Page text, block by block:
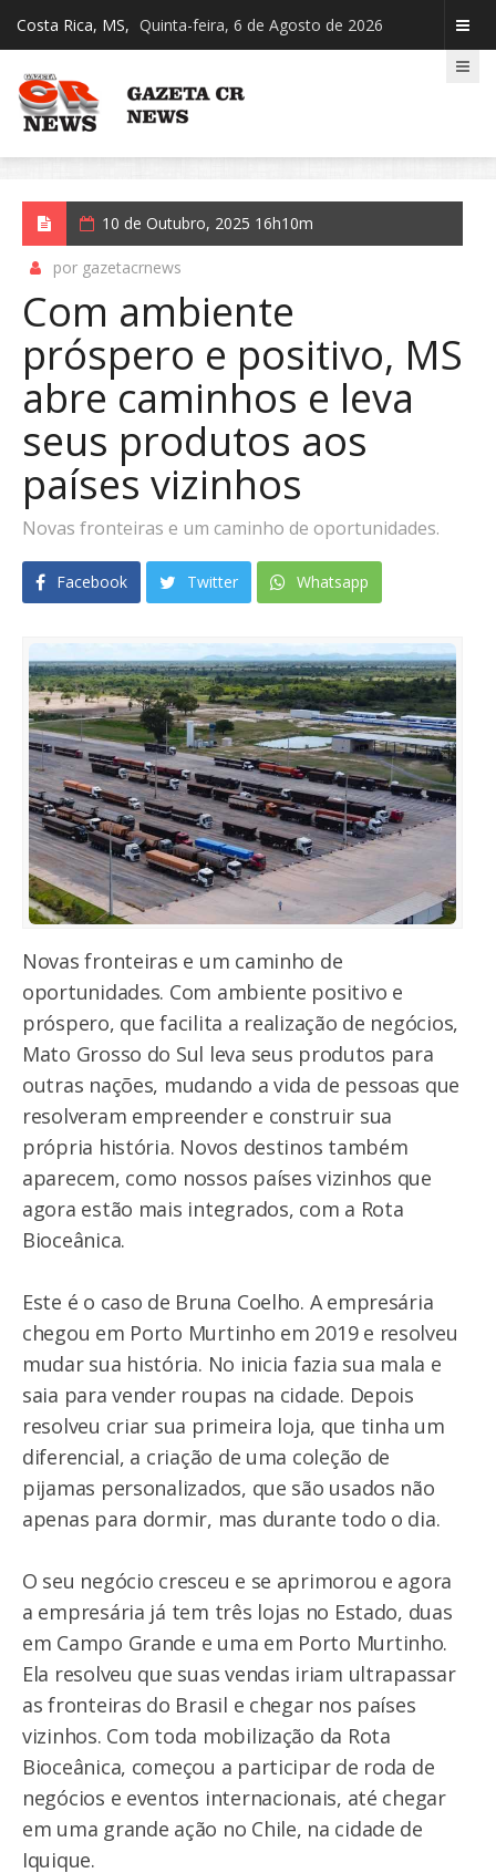
Costa Rica, MS, Quinta-feira, 6 de Agosto de 2026
10 de Outubro, 2025 16h10m
por gazetacrnews
Com ambiente
próspero e positivo, MS
abre caminhos e leva
seus produtos aos
países vizinhos
Novas fronteiras e um caminho de oportunidades.
Facebook Twitter Whatsapp
Novas fronteiras e um caminho de
oportunidades. Com ambiente positivo e
próspero, que facilita a realização de negócios,
Mato Grosso do Sul leva seus produtos para
outras nações, mudando a vida de pessoas que
resolveram empreender e construir sua
própria história. Novos destinos também
aparecem, como nossos países vizinhos que
agora estão mais integrados, com a Rota
Bioceânica.
Este é o caso de Bruna Coelho. A empresária
chegou em Porto Murtinho em 2019 e resolveu
mudar sua história. No inicia fazia sua mala e
saia para vender roupas na cidade. Depois
resolveu criar sua primeira loja, que tinha um
diferencial, a criação de uma coleção de
pijamas personalizados, que são usados não
apenas para dormir, mas durante todo o dia.
O seu negócio cresceu e se aprimorou e agora
a empresária já tem três lojas no Estado, duas
em Campo Grande e uma em Porto Murtinho.
Ela resolveu que suas vendas iriam ultrapassar
as fronteiras do Brasil e chegar nos países
vizinhos. Com toda mobilização da Rota
Bioceânica, começou a participar de roda de
negócios e eventos internacionais, até chegar
em uma grande ação no Chile, na cidade de
Iquique.